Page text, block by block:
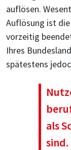
auflösen.
Auflösung ist
vorzeitig
Ihres
spätestens
als
sind.